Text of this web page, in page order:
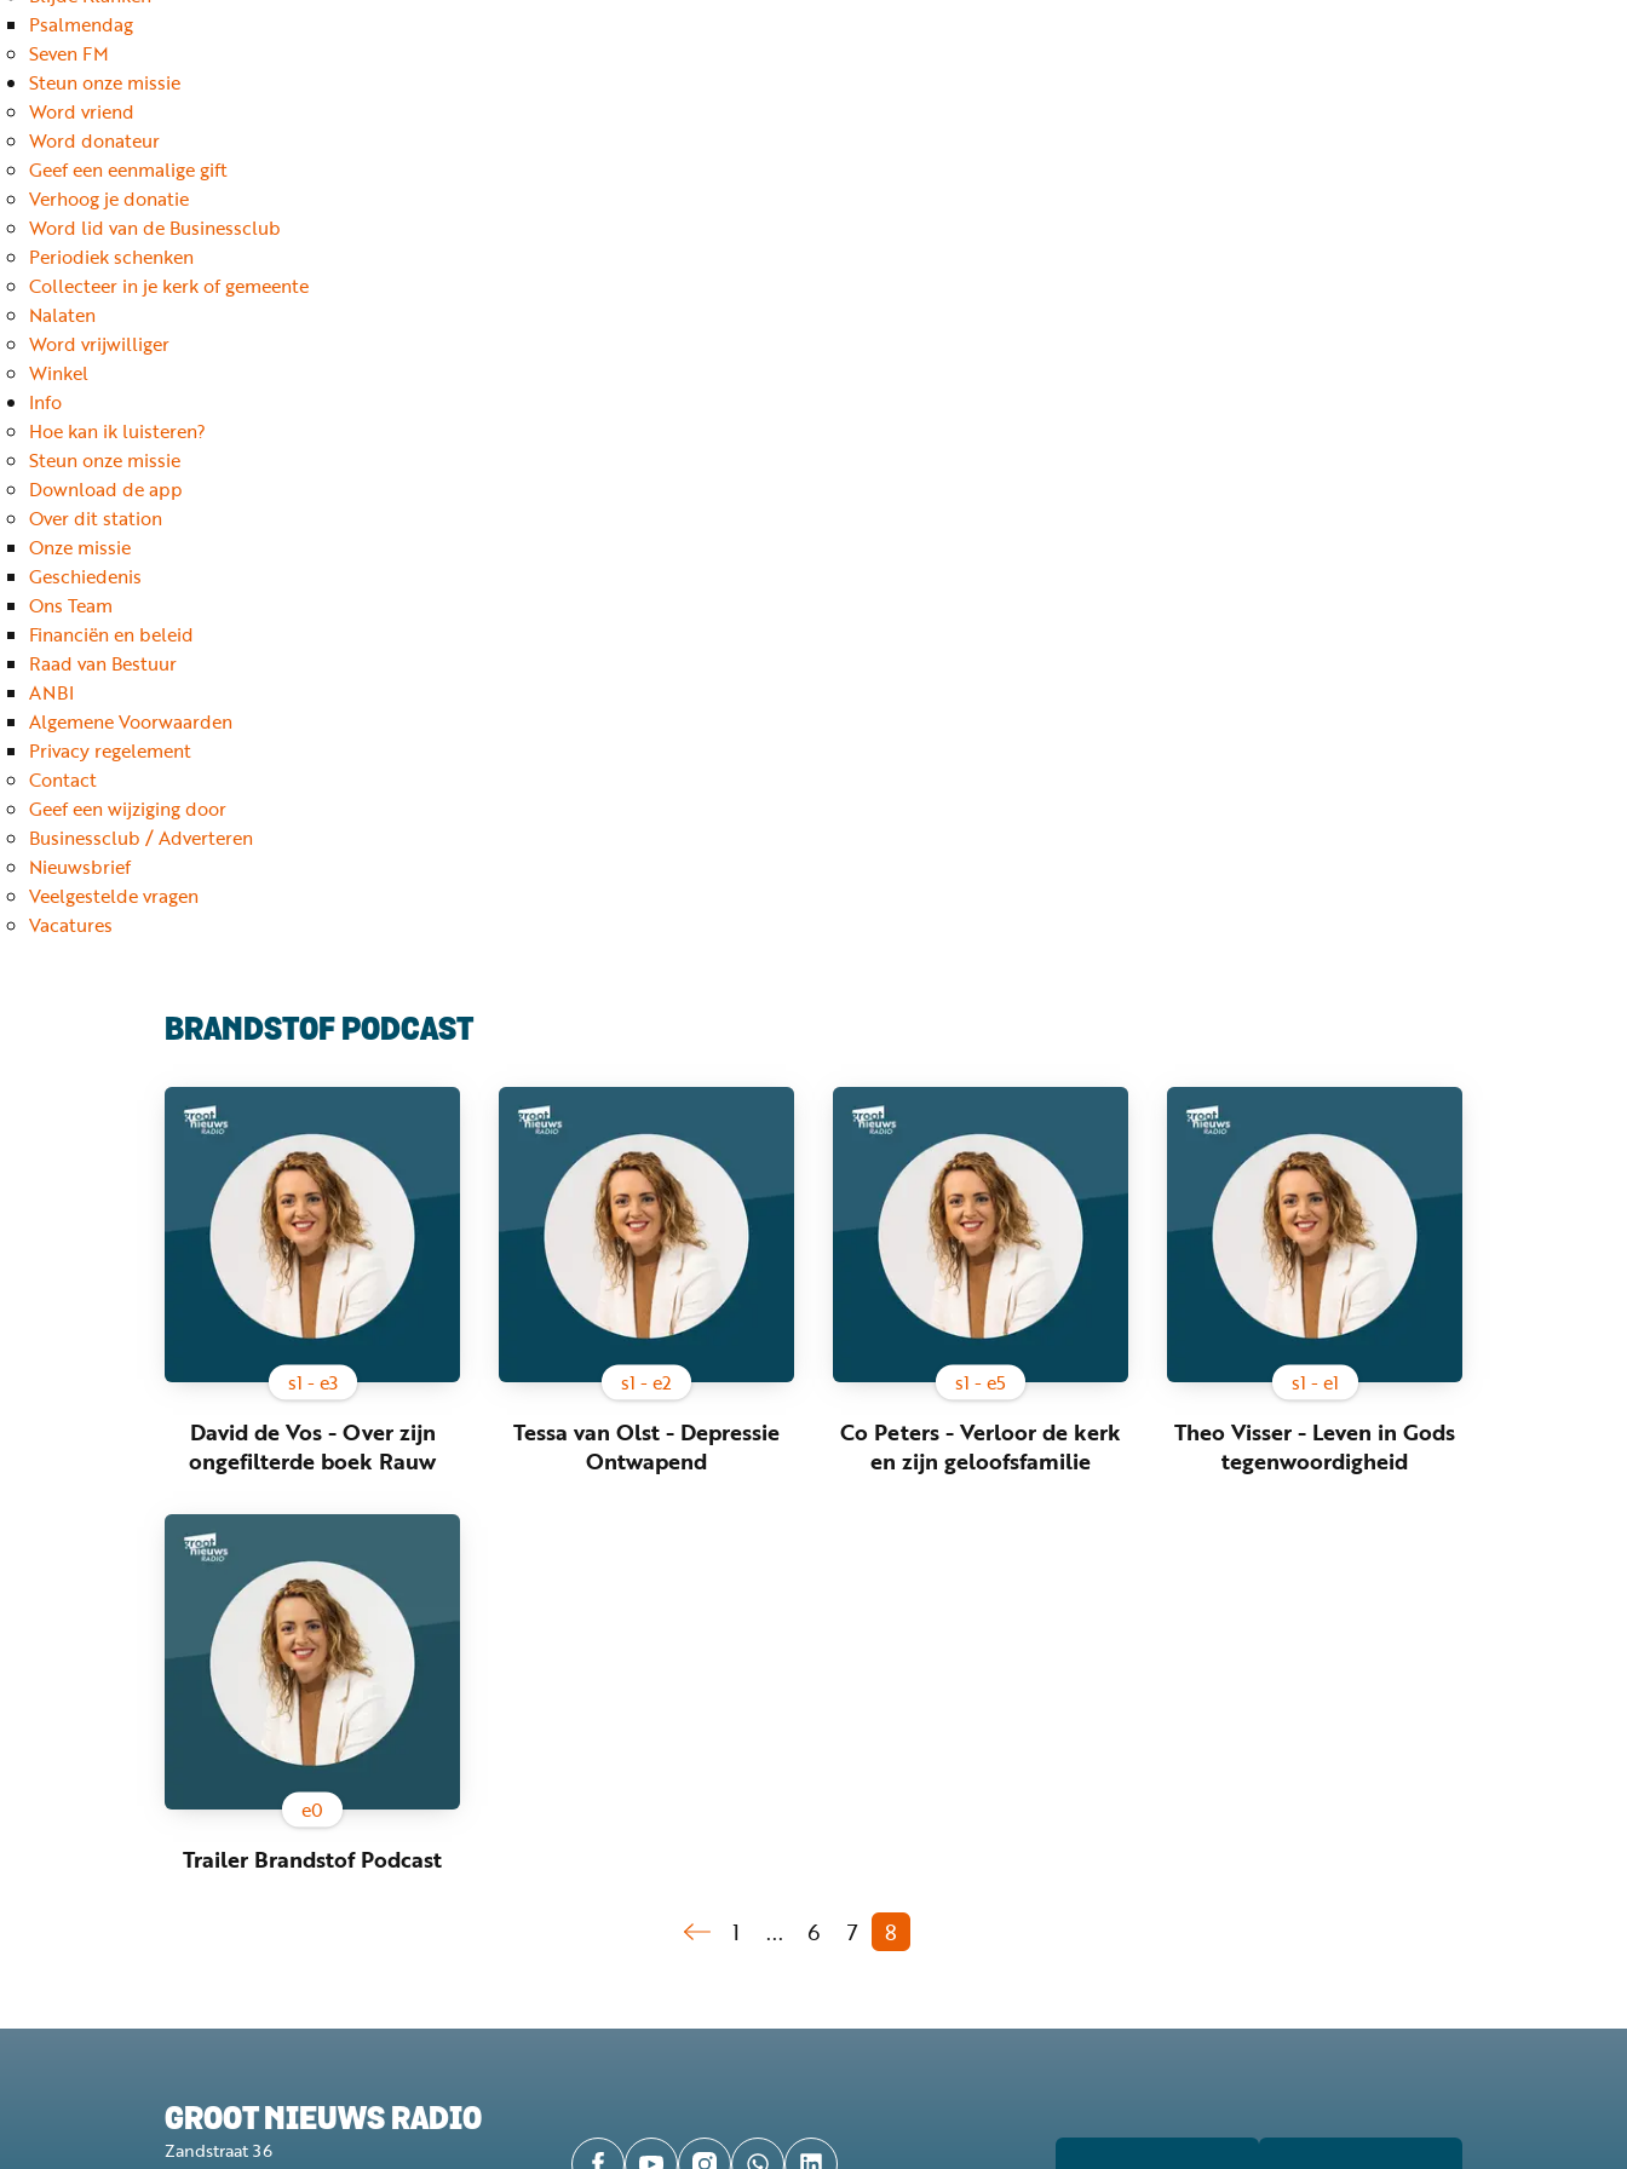
Psalmendag
Seven FM
Steun onze missie
Word vriend
Word donateur
Geef een eenmalige gift
Verhoog je donatie
Word lid van de Businessclub
Periodiek schenken
Collecteer in je kerk of gemeente
Nalaten
Word vrijwilliger
Winkel
Info
Hoe kan ik luisteren?
Steun onze missie
Download de app
Over dit station
Onze missie
Geschiedenis
Ons Team
Financiën en beleid
Raad van Bestuur
ANBI
Algemene Voorwaarden
Privacy regelement
Contact
Geef een wijziging door
Businessclub / Adverteren
Nieuwsbrief
Veelgestelde vragen
Vacatures
BRANDSTOF PODCAST
s1 - e3
David de Vos - Over zijn
ongefilterde boek Rauw
s1 - e2
Tessa van Olst - Depressie
Ontwapend
s1 - e5
Co Peters - Verloor de kerk
en zijn geloofsfamilie
s1 - e1
Theo Visser - Leven in Gods
tegenwoordigheid
e0
Trailer Brandstof Podcast
1 ... 6 7 8
GROOT NIEUWS RADIO
Zandstraat 36
nu
vriend
Businessclub
Adverteren
Winkel
Privacy
reglement
Algemene
voorwaarden